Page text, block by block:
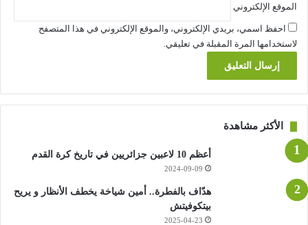
الموقع الإلكتروني
احفظ اسمي، بريدي الإلكتروني، والموقع الإلكتروني في هذا المتصفح
لاستخدامها المرة المقبلة في تعليقي.
الأكثر مشاهدة
أعظم 10 لاعبين جزائريين في تاريخ كرة القدم
2024-09-09
هدّاف بالفطرة.. أمين شياخة يخطف الأنظار و يريح
بيتكوفيتش
2025-04-23